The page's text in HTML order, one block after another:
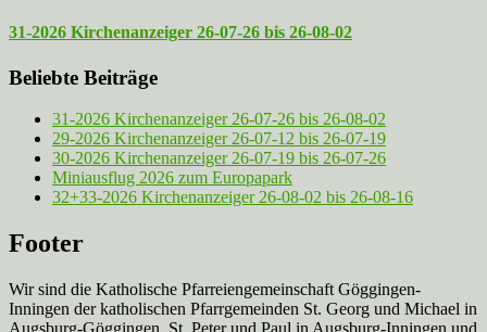
31-2026 Kirchenanzeiger 26-07-26 bis 26-08-02
Beliebte Beiträge
31-2026 Kirchenanzeiger 26-07-26 bis 26-08-02
29-2026 Kirchenanzeiger 26-07-12 bis 26-07-19
30-2026 Kirchenanzeiger 26-07-19 bis 26-07-26
Miniausflug 2026 zum Europapark
32+33-2026 Kirchenanzeiger 26-08-02 bis 26-08-16
Footer
Wir sind die Katholische Pfarreien­gemeinschaft Göggingen-
Inningen der katholischen Pfarrgemeinden St. Georg und Michael in
Augsburg-Göggingen, St. Peter und Paul in Augsburg-Inningen und